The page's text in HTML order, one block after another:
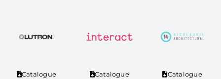
Catalogue Catalogue Catalogue